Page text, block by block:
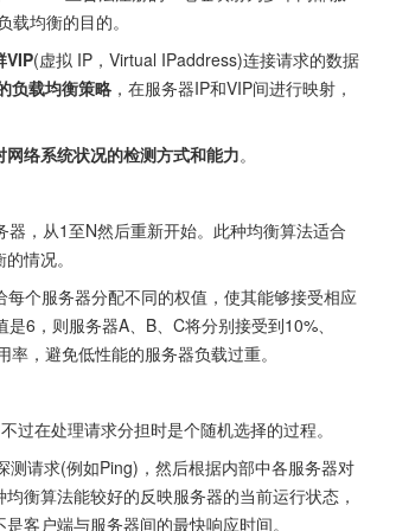
均衡的目的。
VIP(虚拟 IP，Virtual IPaddress)连接请求的数据
负载均衡策略 ，在服务器IP和VIP间进行映射，
网络系统状况的检测方式和能力。
，从1至N然后重新开始。此种均衡算法适合
情况。
个服务器分配不同的权值，使其能够接受相应
6，则服务器A、B、C将分别接受到10%、
，避免低性能的服务器负载过重。
过在处理请求分担时是个随机选择的过程。
测请求(例如Ping)，然后根据内部中各服务器对
衡算法能较好的反映服务器的当前运行状态，
客户端与服务器间的最快响应时间。